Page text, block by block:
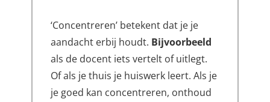
‘Concentreren’ betekent dat je je
aandacht erbij houdt. Bijvoorbeeld
als de docent iets vertelt of uitlegt.
Of als je thuis je huiswerk leert. Als je
je goed kan concentreren, onthoud